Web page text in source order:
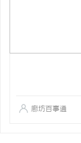
廊坊百事通